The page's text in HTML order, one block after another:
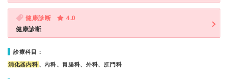
健康診断
4.0
健康診断
診療科目：
消化器内科 、内科、胃腸科、外科、肛門科